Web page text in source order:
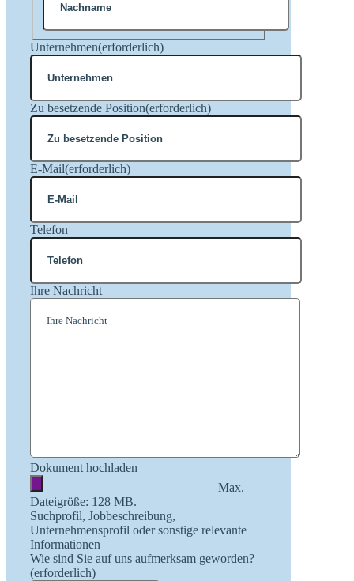
Nachname
Unternehmen(erforderlich)
Zu besetzende Position(erforderlich)
E-Mail(erforderlich)
Telefon
Ihre Nachricht
Dokument hochladen
Max.
Dateigröße: 128 MB.
Suchprofil, Jobbeschreibung,
Unternehmensprofil oder sonstige relevante
Informationen
Wie sind Sie auf uns aufmerksam geworden?
(erforderlich)